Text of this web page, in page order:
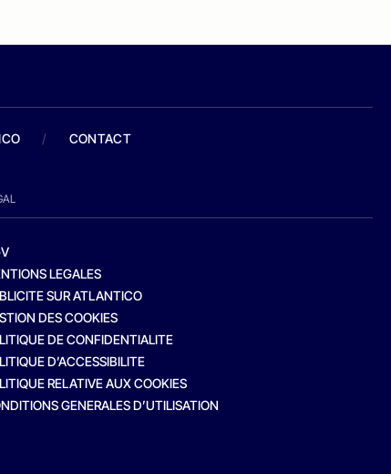
/ CONTACT
LEGALES
SUR ATLANTICO
DES COOKIES
DE CONFIDENTIALITE
D’ACCESSIBILITE
RELATIVE AUX COOKIES
GENERALES D’UTILISATION